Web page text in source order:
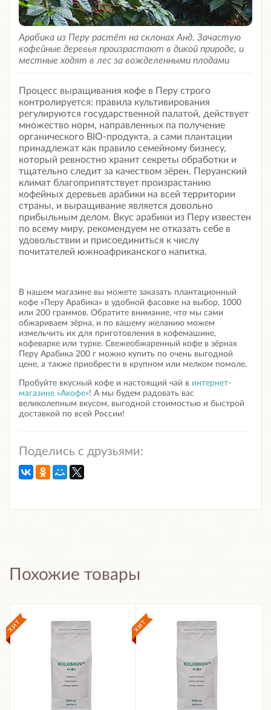
Арабика из Перу растёт на склонах Анд. Зачастую
кофейные деревья произрастают в дикой природе, и
местные ходят в лес за вожделенными плодами
Процесс выращивания кофе в Перу строго
контролируется: правила культивирования
регулируются государственной палатой, действует
множество норм, направленных па получение
органического BIO-продукта, а сами плантации
принадлежат как правило семейному бизнесу,
который ревностно хранит секреты обработки и
тщательно следит за качеством зёрен. Перуанский
климат благоприпятствует произрастанию
кофейных деревьев арабики на всей территории
страны, и выращивание является довольно
прибыльным делом. Вкус арабики из Перу известен
по всему миру, рекомендуем не отказать себе в
удовольствии и присоединиться к числу
почитателей южноафриканского напитка.
В нашем магазине вы можете заказать плантационный
кофе «Перу Арабика» в удобной фасовке на выбор, 1000
или 200 граммов. Обратите внимание, что мы сами
обжариваем зёрна, и по вашему желанию можем
измельчить их для приготовления в кофемашине,
кофеварке или турке. Свежеобжаренный кофе в зёрнах
Перу Арабика 200 г можно купить по очень выгодной
цене, а также приобрести в крупном или мелком помоле.
Пробуйте вкусный кофе и настоящий чай в интернет-
магазине «Акофе»! А мы будем радовать вас
великолепным вкусом, выгодной стоимостью и быстрой
доставкой по всей России!
Поделись с друзьями:
Похожие товары